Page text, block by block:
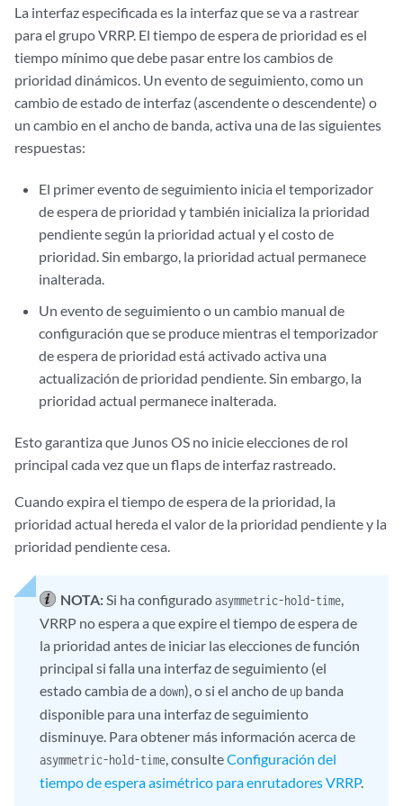
La interfaz especificada es la interfaz que se va a rastrear
para el grupo VRRP. El tiempo de espera de prioridad es el
tiempo mínimo que debe pasar entre los cambios de
prioridad dinámicos. Un evento de seguimiento, como un
cambio de estado de interfaz (ascendente o descendente) o
un cambio en el ancho de banda, activa una de las siguientes
respuestas:
El primer evento de seguimiento inicia el temporizador
de espera de prioridad y también inicializa la prioridad
pendiente según la prioridad actual y el costo de
prioridad. Sin embargo, la prioridad actual permanece
inalterada.
Un evento de seguimiento o un cambio manual de
configuración que se produce mientras el temporizador
de espera de prioridad está activado activa una
actualización de prioridad pendiente. Sin embargo, la
prioridad actual permanece inalterada.
Esto garantiza que Junos OS no inicie elecciones de rol
principal cada vez que un flaps de interfaz rastreado.
Cuando expira el tiempo de espera de la prioridad, la
prioridad actual hereda el valor de la prioridad pendiente y la
prioridad pendiente cesa.
NOTA:Si ha configuradoasymmetric-hold-time,
VRRP no espera a que expire el tiempo de espera de
la prioridad antes de iniciar las elecciones de función
principal si falla una interfaz de seguimiento (el
estado cambia de a down), o si el ancho de up banda
disponible para una interfaz de seguimiento
disminuye. Para obtener más información acerca de
asymmetric-hold-time, consulteConfiguración del
tiempo de espera asimétrico para enrutadores VRRP.